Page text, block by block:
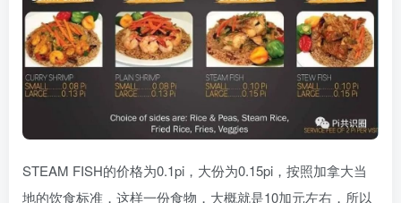
STEAM FISH的价格为0.1pi，大份为0.15pi，按照加拿大当
地的饮食标准，这样一份食物，大概就是10加元左右，所以